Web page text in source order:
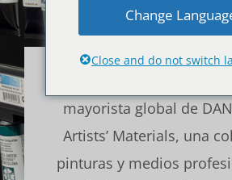
Recursos
Noticias
Contacto
mayorista global de
Artists’ Materials, una
pinturas y medios
Change
Close and do not switch